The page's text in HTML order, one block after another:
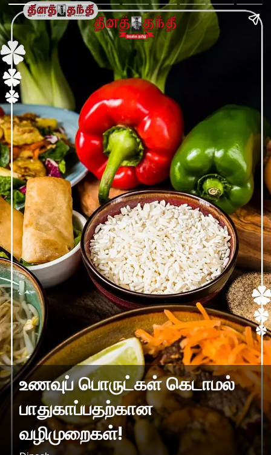
உணவுப் பொருட்கள் கெடாமல்
பாதுகாப்பதற்கான
வழிமுறைகள்!